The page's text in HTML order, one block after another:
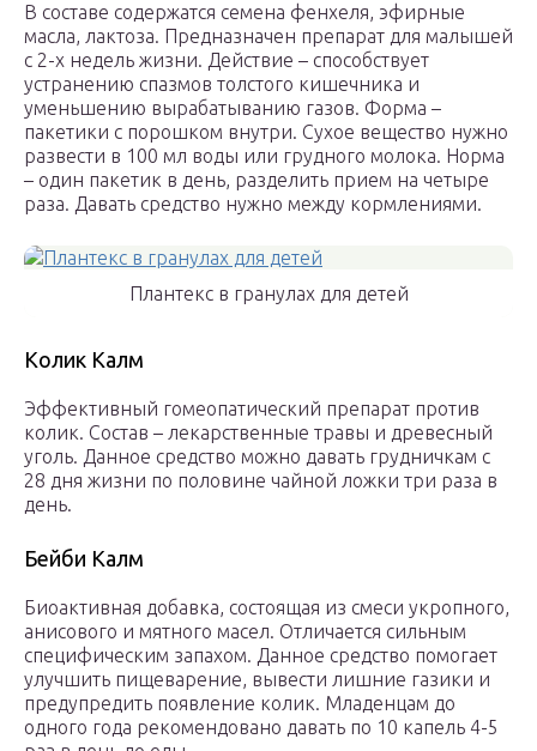
В составе содержатся семена фенхеля, эфирные
масла, лактоза. Предназначен препарат для малышей
с 2-х недель жизни. Действие – способствует
устранению спазмов толстого кишечника и
уменьшению вырабатыванию газов. Форма –
пакетики с порошком внутри. Сухое вещество нужно
развести в 100 мл воды или грудного молока. Норма
– один пакетик в день, разделить прием на четыре
раза. Давать средство нужно между кормлениями.
Плантекс в гранулах для детей
Колик Калм
Эффективный гомеопатический препарат против
колик. Состав – лекарственные травы и древесный
уголь. Данное средство можно давать грудничкам с
28 дня жизни по половине чайной ложки три раза в
день.
Бейби Калм
Биоактивная добавка, состоящая из смеси укропного,
анисового и мятного масел. Отличается сильным
специфическим запахом. Данное средство помогает
улучшить пищеварение, вывести лишние газики и
предупредить появление колик. Младенцам до
одного года рекомендовано давать по 10 капель 4-5